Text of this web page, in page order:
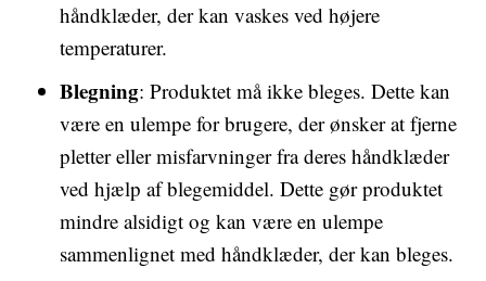
håndklæder, der kan vaskes ved højere
temperaturer.
Blegning: Produktet må ikke bleges. Dette kan
være en ulempe for brugere, der ønsker at fjerne
pletter eller misfarvninger fra deres håndklæder
ved hjælp af blegemiddel. Dette gør produktet
mindre alsidigt og kan være en ulempe
sammenlignet med håndklæder, der kan bleges.